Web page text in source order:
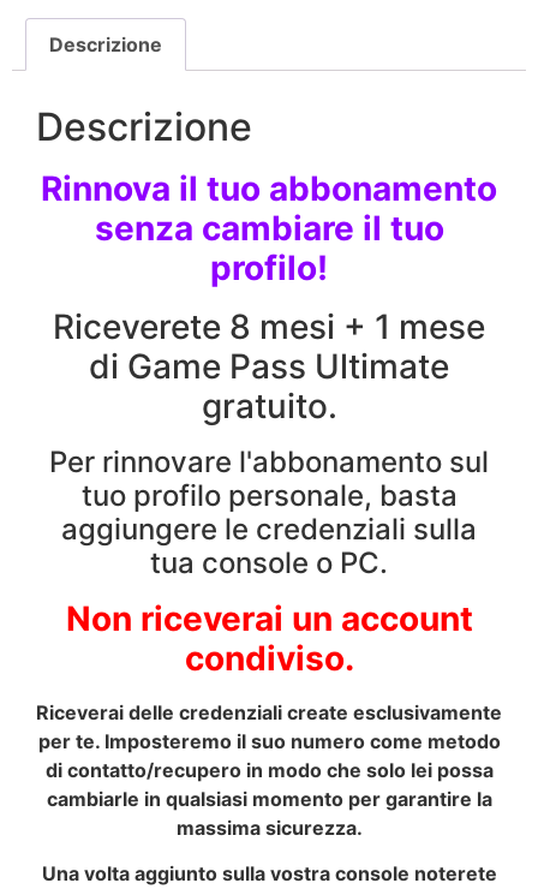
Descrizione
Descrizione
Rinnova il tuo abbonamento
senza cambiare il tuo
profilo!
Riceverete 8 mesi + 1 mese
di Game Pass Ultimate
gratuito.
Per rinnovare l'abbonamento sul
tuo profilo personale, basta
aggiungere le credenziali sulla
tua console o PC.
Non riceverai un account
condiviso.
Riceverai delle credenziali create esclusivamente
per te. Imposteremo il suo numero come metodo
di contatto/recupero in modo che solo lei possa
cambiarle in qualsiasi momento per garantire la
massima sicurezza.
Una volta aggiunto sulla vostra console noterete